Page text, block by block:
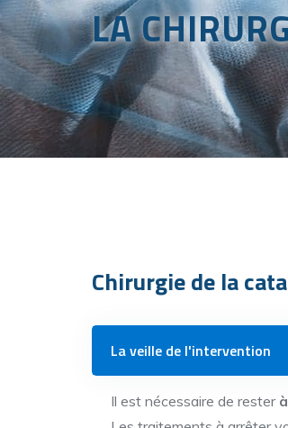
LA
Chirurgie de la
La veille de l'intervention
Il est nécessaire de resterà